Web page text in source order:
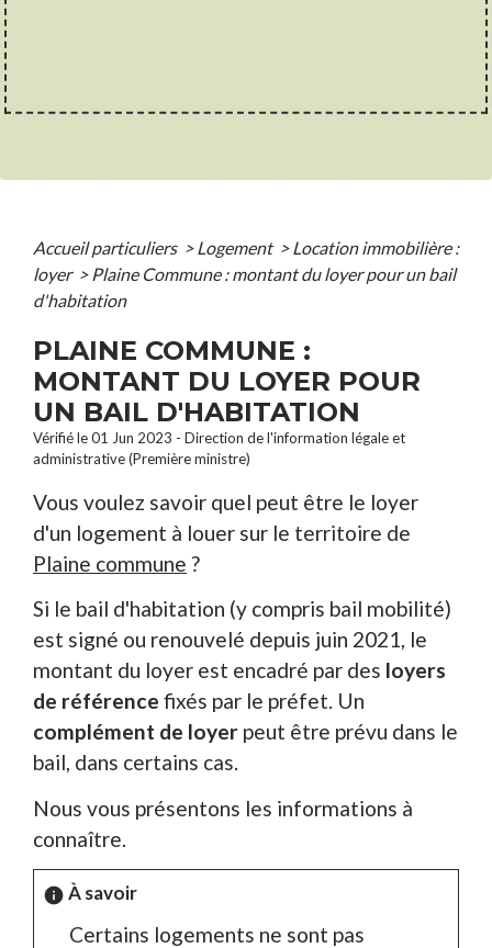
Accueil particuliers > Logement > Location immobilière :
loyer > Plaine Commune : montant du loyer pour un bail
d'habitation
PLAINE COMMUNE :
MONTANT DU LOYER POUR
UN BAIL D'HABITATION
Vérifié le 01 Jun 2023 - Direction de l'information légale et
administrative (Première ministre)
Vous voulez savoir quel peut être le loyer
d'un logement à louer sur le territoire de
Plaine commune ?
Si le bail d'habitation (y compris bail mobilité)
est signé ou renouvelé depuis juin 2021, le
montant du loyer est encadré par des loyers
de référence fixés par le préfet. Un
complément de loyer peut être prévu dans le
bail, dans certains cas.
Nous vous présentons les informations à
connaître.
info À savoir
Certains logements ne sont pas